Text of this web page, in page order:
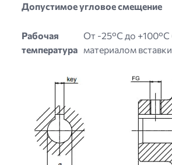
Допустимое угловое смещение
Рабочая
температура
От -25°C до +100°C
материалом